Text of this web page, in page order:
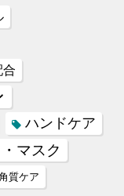
合
ハンドケア
マスク
質ケア